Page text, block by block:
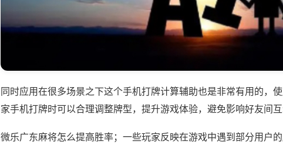
同时应用在很多场景之下这个手机打牌计算辅助也是非常有用的，
家手机打牌时可以合理调整牌型，提升游戏体验，避免影响好友间互
微乐广东麻将怎么提高胜率；一些玩家反映在游戏中遇到部分用户